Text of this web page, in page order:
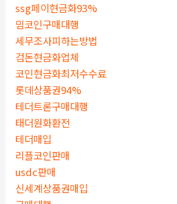
ssg페이현금화93%
밈코인구매대행
세무조사피하는방법
검돈현금화업체
코인현금화최저수수료
롯데상품권94%
테더트론구매대행
태더원화환전
테더매입
리플코인판매
usdc판매
신세계상품권매입